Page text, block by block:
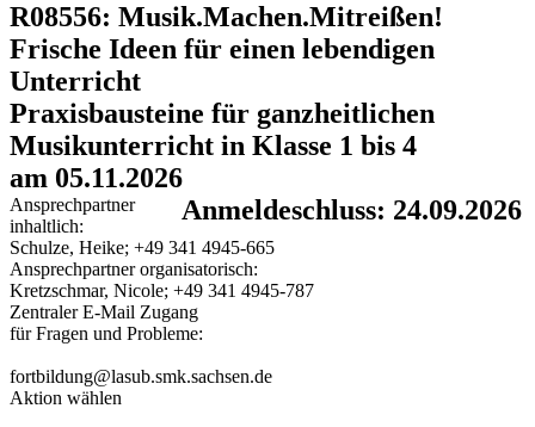
R08556: Musik.Machen.Mitreißen!
Frische Ideen für einen lebendigen
Unterricht
Praxisbausteine für ganzheitlichen
Musikunterricht in Klasse 1 bis 4
am 05.11.2026
Anmeldeschluss: 24.09.2026
Ansprechpartner
inhaltlich:
Schulze, Heike; +49 341 4945-665
Ansprechpartner organisatorisch:
Kretzschmar, Nicole; +49 341 4945-787
Zentraler E-Mail Zugang
für Fragen und Probleme:
fortbildung@lasub.smk.sachsen.de
Aktion wählen